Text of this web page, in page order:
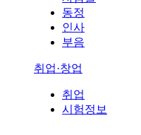
동정
인사
부음
취업·창업
취업
시험정보